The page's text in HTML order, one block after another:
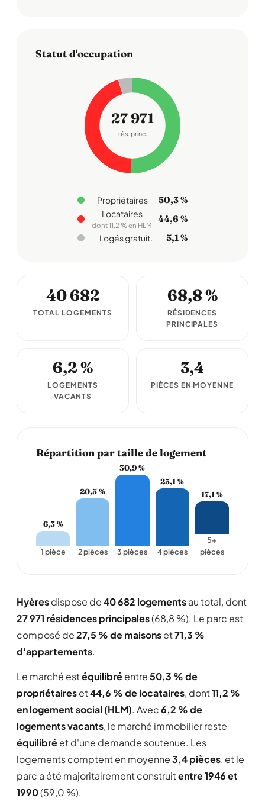
Statut d'occupation
27 971
rés. princ.
Propriétaires 50,3 %
Locataires
dont 11,2 % en HLM
44,6 %
Logés gratuit. 5,1 %
40 682
TOTAL LOGEMENTS
68,8 %
RÉSIDENCES
PRINCIPALES
6,2 %
LOGEMENTS
VACANTS
3,4
PIÈCES EN MOYENNE
Répartition par taille de logement
6,3 %
1 pièce
20,5 %
2 pièces
30,9 %
3 pièces
25,1 %
4 pièces
17,1 %
5+
pièces
Hyèresdispose de40 682 logementsau total, dont
27 971 résidences principales(68,8 %). Le parc est
composé de27,5 % de maisonset71,3 %
d'appartements.
Le marché estéquilibréentre50,3 % de
propriétaireset44,6 % de locataires, dont11,2 %
en logement social (HLM). Avec6,2 % de
logements vacants, le marché immobilier reste
équilibréet d'une demande soutenue. Les
logements comptent en moyenne3,4 pièces, et le
parc a été majoritairement construitentre 1946 et
1990(59,0 %).